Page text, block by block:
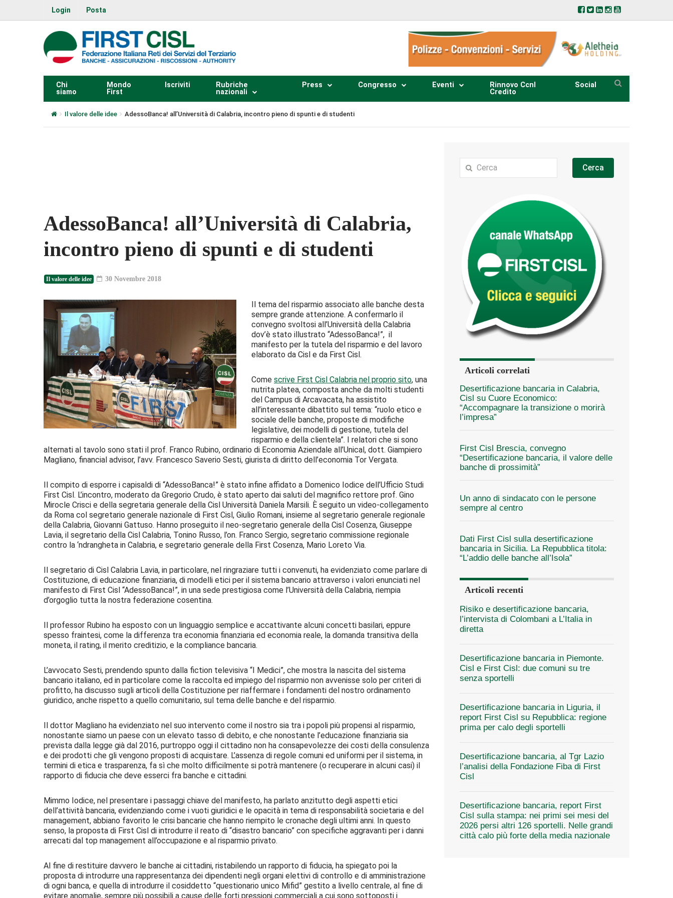
Login Posta
Chi
siamo
Mondo
First
Iscriviti
Rubriche
nazionali
Press Congresso Eventi
Rinnovo Ccnl
Credito
Social
Il valore delle idee AdessoBanca! all’Università di Calabria, incontro pieno di spunti e di studenti
AdessoBanca! all’Università di Calabria,
incontro pieno di spunti e di studenti
Il valore delle idee 30 Novembre 2018
Il tema del risparmio associato alle banche desta
sempre grande attenzione. A confermarlo il
convegno svoltosi all’Università della Calabria
dov’è stato illustrato “AdessoBanca!”, il
manifesto per la tutela del risparmio e del lavoro
elaborato da Cisl e da First Cisl.
Come scrive First Cisl Calabria nel proprio sito, una
nutrita platea, composta anche da molti studenti
del Campus di Arcavacata, ha assistito
all’interessante dibattito sul tema: “ruolo etico e
sociale delle banche, proposte di modifiche
legislative, dei modelli di gestione, tutela del
risparmio e della clientela”. I relatori che si sono
alternati al tavolo sono stati il prof. Franco Rubino, ordinario di Economia Aziendale all’Unical, dott. Giampiero
Magliano, financial advisor, l’avv. Francesco Saverio Sesti, giurista di diritto dell’economia Tor Vergata.
Il compito di esporre i capisaldi di “AdessoBanca!” è stato infine affidato a Domenico Iodice dell’Ufficio Studi
First Cisl. L’incontro, moderato da Gregorio Crudo, è stato aperto dai saluti del magnifico rettore prof. Gino
Mirocle Crisci e della segretaria generale della Cisl Università Daniela Marsili. È seguito un video-collegamento
da Roma col segretario generale nazionale di First Cisl, Giulio Romani, insieme al segretario generale regionale
della Calabria, Giovanni Gattuso. Hanno proseguito il neo-segretario generale della Cisl Cosenza, Giuseppe
Lavia, il segretario della Cisl Calabria, Tonino Russo, l’on. Franco Sergio, segretario commissione regionale
contro la ‘ndrangheta in Calabria, e segretario generale della First Cosenza, Mario Loreto Via.
Il segretario di Cisl Calabria Lavia, in particolare, nel ringraziare tutti i convenuti, ha evidenziato come parlare di
Costituzione, di educazione finanziaria, di modelli etici per il sistema bancario attraverso i valori enunciati nel
manifesto di First Cisl “AdessoBanca!”, in una sede prestigiosa come l’Università della Calabria, riempia
d’orgoglio tutta la nostra federazione cosentina.
Il professor Rubino ha esposto con un linguaggio semplice e accattivante alcuni concetti basilari, eppure
spesso fraintesi, come la differenza tra economia finanziaria ed economia reale, la domanda transitiva della
moneta, il rating, il merito creditizio, e la compliance bancaria.
L’avvocato Sesti, prendendo spunto dalla fiction televisiva “I Medici”, che mostra la nascita del sistema
bancario italiano, ed in particolare come la raccolta ed impiego del risparmio non avvenisse solo per criteri di
profitto, ha discusso sugli articoli della Costituzione per riaffermare i fondamenti del nostro ordinamento
giuridico, anche rispetto a quello comunitario, sul tema delle banche e del risparmio.
Il dottor Magliano ha evidenziato nel suo intervento come il nostro sia tra i popoli più propensi al risparmio,
nonostante siamo un paese con un elevato tasso di debito, e che nonostante l’educazione finanziaria sia
prevista dalla legge già dal 2016, purtroppo oggi il cittadino non ha consapevolezze dei costi della consulenza
e dei prodotti che gli vengono proposti di acquistare. L’assenza di regole comuni ed uniformi per il sistema, in
termini di etica e trasparenza, fa sì che molto difficilmente si potrà mantenere (o recuperare in alcuni casi) il
rapporto di fiducia che deve esserci fra banche e cittadini.
Mimmo Iodice, nel presentare i passaggi chiave del manifesto, ha parlato anzitutto degli aspetti etici
dell’attività bancaria, evidenziando come i vuoti giuridici e le opacità in tema di responsabilità societaria e del
management, abbiano favorito le crisi bancarie che hanno riempito le cronache degli ultimi anni. In questo
senso, la proposta di First Cisl di introdurre il reato di “disastro bancario” con specifiche aggravanti per i danni
arrecati dal top management all’occupazione e al risparmio privato.
Al fine di restituire davvero le banche ai cittadini, ristabilendo un rapporto di fiducia, ha spiegato poi la
proposta di introdurre una rappresentanza dei dipendenti negli organi elettivi di controllo e di amministrazione
di ogni banca, e quella di introdurre il cosiddetto “questionario unico Mifid” gestito a livello centrale, al fine di
evitare anomalie, sempre più possibili a cause delle forti pressioni commerciali a cui sono sottoposti i
Cerca
Articoli correlati
Desertificazione bancaria in Calabria,
Cisl su Cuore Economico:
“Accompagnare la transizione o morirà
l’impresa”
First Cisl Brescia, convegno
“Desertificazione bancaria, il valore delle
banche di prossimità”
Un anno di sindacato con le persone
sempre al centro
Dati First Cisl sulla desertificazione
bancaria in Sicilia. La Repubblica titola:
“L’addio delle banche all’Isola”
Articoli recenti
Risiko e desertificazione bancaria,
l’intervista di Colombani a L’Italia in
diretta
Desertificazione bancaria in Piemonte.
Cisl e First Cisl: due comuni su tre
senza sportelli
Desertificazione bancaria in Liguria, il
report First Cisl su Repubblica: regione
prima per calo degli sportelli
Desertificazione bancaria, al Tgr Lazio
l’analisi della Fondazione Fiba di First
Cisl
Desertificazione bancaria, report First
Cisl sulla stampa: nei primi sei mesi del
2026 persi altri 126 sportelli. Nelle grandi
città calo più forte della media nazionale